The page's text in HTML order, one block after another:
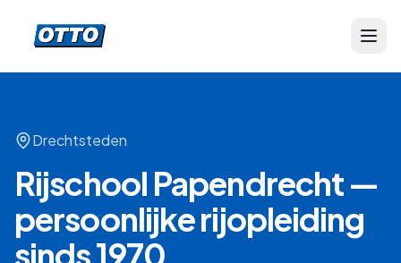
Drechtsteden
Rijschool Papendrecht —
persoonlijke rijopleiding
sinds 1970